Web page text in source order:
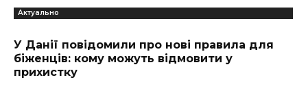
Актуально
У Данії повідомили про нові правила для
біженців: кому можуть відмовити у
прихистку